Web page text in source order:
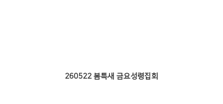
# 첨부 27.0L6A7870.jpg260522 봄특새 금요성령집회